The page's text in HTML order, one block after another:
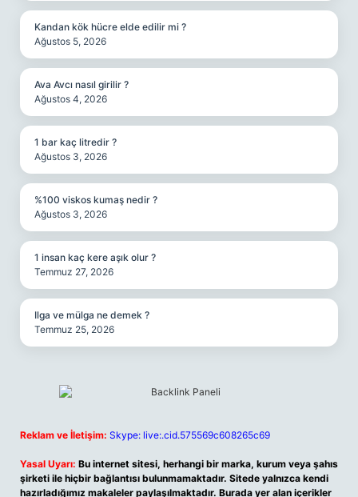
Kandan kök hücre elde edilir mi ?
Ağustos 5, 2026
Ava Avcı nasıl girilir ?
Ağustos 4, 2026
1 bar kaç litredir ?
Ağustos 3, 2026
%100 viskos kumaş nedir ?
Ağustos 3, 2026
1 insan kaç kere aşık olur ?
Temmuz 27, 2026
Ilga ve mülga ne demek ?
Temmuz 25, 2026
Reklam ve İletişim: Skype: live:.cid.575569c608265c69
Yasal Uyarı: Bu internet sitesi, herhangi bir marka, kurum veya şahıs
şirketi ile hiçbir bağlantısı bulunmamaktadır. Sitede yalnızca kendi
hazırladığımız makaleler paylaşılmaktadır. Burada yer alan içerikler